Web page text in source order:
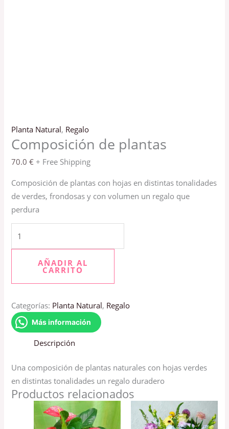
Planta Natural, Regalo
Composición de plantas
70.0€ + Free Shipping
Composición de plantas con hojas en distintas tonalidades
de verdes, frondosas y con volumen un regalo que
perdura
AÑADIR AL
CARRITO
Categorías: Planta Natural, Regalo
Más información
Descripción
Una composición de plantas naturales con hojas verdes
en distintas tonalidades un regalo duradero
Productos relacionados